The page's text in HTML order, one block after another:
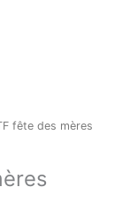
fête des mères